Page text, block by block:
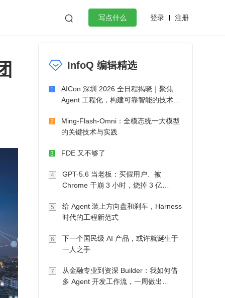
 写点什么 登录 注册
微服务架构 flutter
InfoQ 编辑精选
1
AICon 深圳 2026 全日程揭晓｜聚焦
Agent 工程化，构建可靠智能的技术路
2
Ming-Flash-Omni：全模态统一大模型
的关键技术与实践
3 FDE 又不够了
4
GPT-5.6 当老板：买假用户、被
Chrome 干崩 3 小时，烧掉 3 亿
5
给 Agent 装上方向盘和刹车，Harness
时代的工程新范式
6
下一个国民级 AI 产品，或许就诞生于
一人之手
7
从金融专业到资深 Builder：我如何借
多 Agent 开发工作流，一周做出